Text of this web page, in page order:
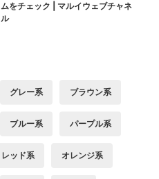
ムをチェック | マルイウェブチャネ
ル
グレー系 ブラウン系
ブルー系 パープル系
レッド系 オレンジ系